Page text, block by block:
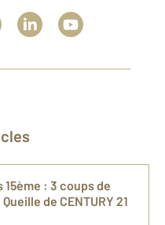
: 3 coups de
de CENTURY 21